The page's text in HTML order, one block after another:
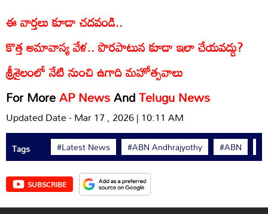
ఈ వార్తలు కూడా చదవండి..
కొత్త అమావాస్య వేళ.. పొరపాటున కూడా ఇలా చేయవద్దు?
శ్రీశైలంలో నేటి నుంచి ఉగాది మహోత్సవాలు
For MoreAP NewsAndTelugu News
Updated Date - Mar 17 , 2026 | 10:11 AM
Tags #Latest News #ABN Andhrajyothy #ABN
SUBSCRIBE